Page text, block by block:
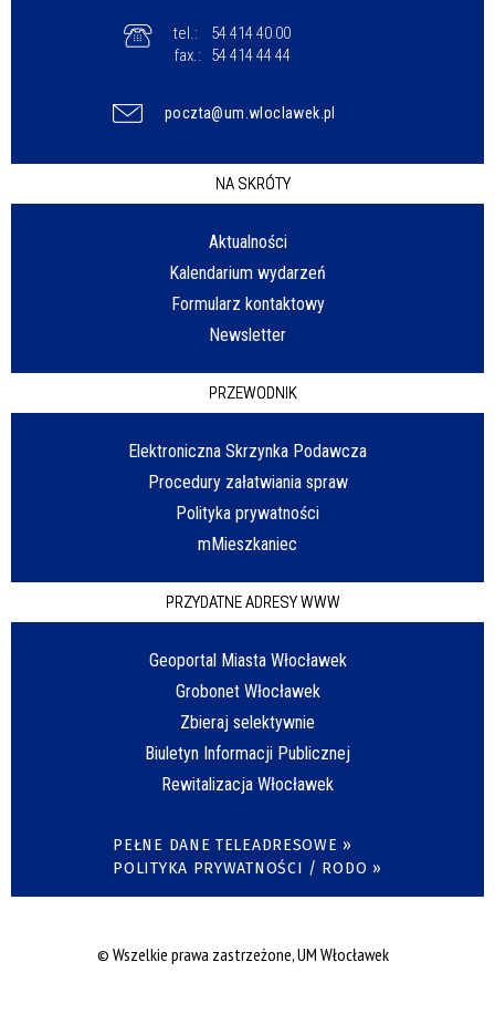
tel.:
54 414 40 00
fax.:
54 414 44 44
poczta@um.wloclawek.pl
NA SKRÓTY
Aktualności
Kalendarium wydarzeń
Formularz kontaktowy
Newsletter
PRZEWODNIK
Elektroniczna Skrzynka Podawcza
Procedury załatwiania spraw
Polityka prywatności
mMieszkaniec
PRZYDATNE ADRESY WWW
Geoportal Miasta Włocławek
Grobonet Włocławek
Zbieraj selektywnie
Biuletyn Informacji Publicznej
Rewitalizacja Włocławek
PEŁNE DANE TELEADRESOWE »
POLITYKA PRYWATNOŚCI / RODO »
© Wszelkie prawa zastrzeżone, UM Włocławek